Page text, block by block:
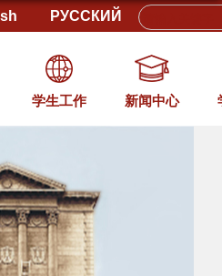
РУССКИЙ
学生工作 新闻中心